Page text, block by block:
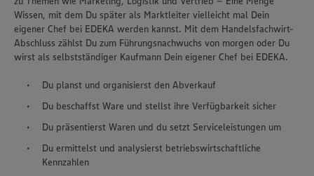
Wissen, mit dem Du später als Marktleiter vielleicht mal Dein
eigener Chef bei EDEKA werden kannst. Mit dem Handelsfachwirt-
Abschluss zählst Du zum Führungsnachwuchs von morgen oder Du
wirst als selbstständiger Kaufmann Dein eigener Chef bei EDEKA.
Du planst und organisierst den Abverkauf
Du beschaffst Ware und stellst ihre Verfügbarkeit sicher
Du präsentierst Waren und du setzt Serviceleistungen um
Du ermittelst und analysierst betriebswirtschaftliche
Kennzahlen